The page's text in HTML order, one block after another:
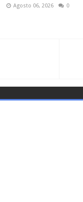
Agosto 06, 2026 0